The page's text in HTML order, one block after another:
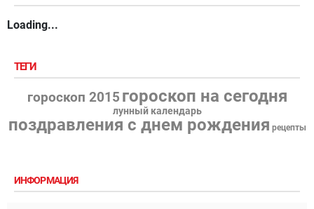
Loading...
ТЕГИ
гороскоп 2015 гороскоп на сегодня
лунный календарь
поздравления с днем рождения рецепты
ИНФОРМАЦИЯ